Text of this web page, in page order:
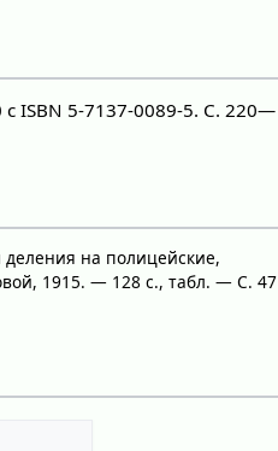
ISBN 5-7137-0089-5. С. 220—
на полицейские,
1915. — 128 с., табл. — С. 47